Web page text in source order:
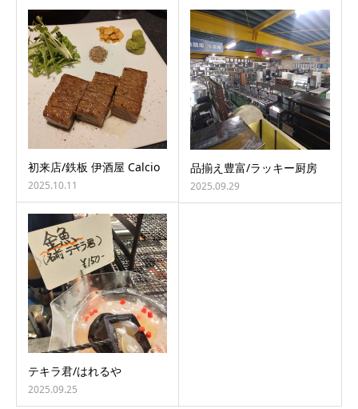
初来店/鉄板 伊酒屋 Calcio
2025.10.11
品揃え豊富/ラッキー厨房
2025.09.29
テキラ君/はれるや
2025.09.25